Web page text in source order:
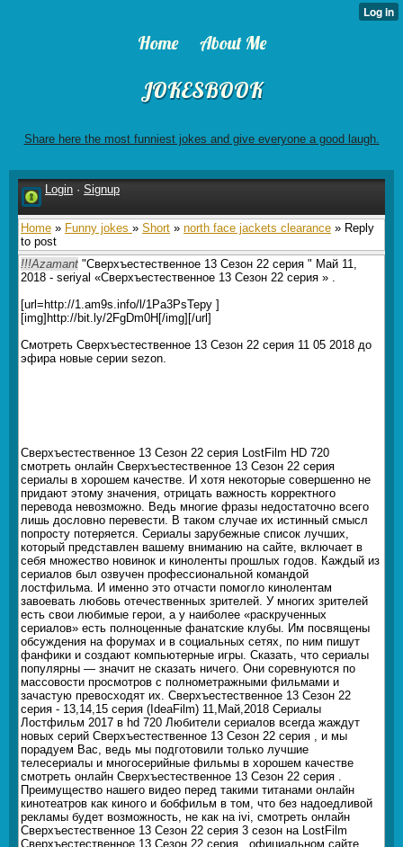
Home About Me
JOKESBOOK
Share here the most funniest jokes and give everyone a good laugh.
Login · Signup
Home » Funny jokes » Short » north face jackets clearance » Reply
to post
!!!Azamant "Сверхъестественное 13 Сезон 22 серия " Май 11,
2018 - seriyal «Сверхъестественное 13 Сезон 22 серия » .
[url=http://1.am9s.info/l/1Pa3PsTepy ]
[img]http://bit.ly/2FgDm0H[/img][/url]
Смотреть Сверхъестественное 13 Сезон 22 серия 11 05 2018 до
эфира новые серии sezon.
Сверхъестественное 13 Сезон 22 серия LostFilm HD 720
смотреть онлайн Сверхъестественное 13 Сезон 22 серия
сериалы в хорошем качестве. И хотя некоторые совершенно не
придают этому значения, отрицать важность корректного
перевода невозможно. Ведь многие фразы недостаточно всего
лишь дословно перевести. В таком случае их истинный смысл
попросту потеряется. Сериалы зарубежные список лучших,
который представлен вашему вниманию на сайте, включает в
себя множество новинок и киноленты прошлых годов. Каждый из
сериалов был озвучен профессиональной командой
лостфильма. И именно это отчасти помогло кинолентам
завоевать любовь отечественных зрителей. У многих зрителей
есть свои любимые герои, а у наиболее «раскрученных
сериалов» есть полноценные фанатские клубы. Им посвящены
обсуждения на форумах и в социальных сетях, по ним пишут
фанфики и создают компьютерные игры. Сказать, что сериалы
популярны — значит не сказать ничего. Они соревнуются по
массовости просмотров с полнометражными фильмами и
зачастую превосходят их. Сверхъестественное 13 Сезон 22
серия - 13,14,15 серия (IdeaFilm) 11,Май,2018 Сериалы
Лостфильм 2017 в hd 720 Любители сериалов всегда жаждут
новых серий Сверхъестественное 13 Сезон 22 серия , и мы
порадуем Вас, ведь мы подготовили только лучшие
телесериалы и многосерийные фильмы в хорошем качестве
смотреть онлайн Сверхъестественное 13 Сезон 22 серия .
Преимущество нашего видео перед такими титанами онлайн
кинотеатров как киного и бобфильм в том, что без надоедливой
рекламы будет возможность, не как на ivi, смотреть онлайн
Сверхъестественное 13 Сезон 22 серия 3 сезон на LostFilm
Сверхъестественное 13 Сезон 22 серия , официальном сайте,